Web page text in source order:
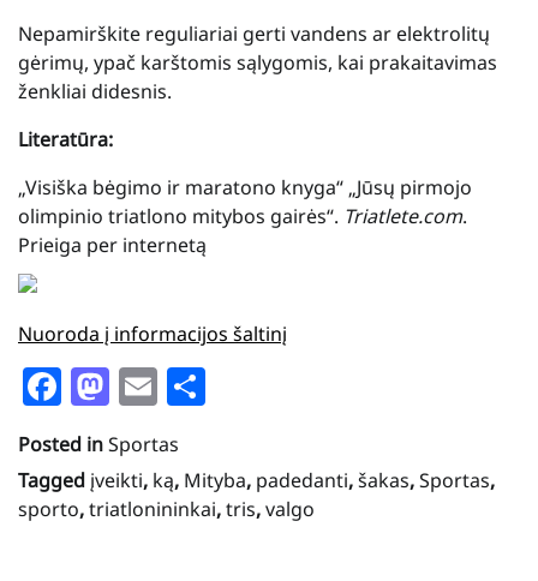
Nepamirškite reguliariai gerti vandens ar elektrolitų
gėrimų, ypač karštomis sąlygomis, kai prakaitavimas
ženkliai didesnis.
Literatūra:
„Visiška bėgimo ir maratono knyga“ „Jūsų pirmojo
olimpinio triatlono mitybos gairės“. Triatlete.com.
Prieiga per internetą
Nuoroda į informacijos šaltinį
Facebook
Mastodon
Email
Posted inSportas
Tagged įveikti, ką, Mityba, padedanti,šakas,Sportas,
sporto,triatlonininkai,tris,valgo